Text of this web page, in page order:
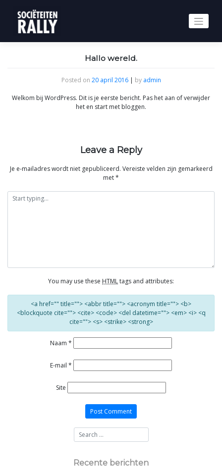
Hallo wereld.
Posted on 20 april 2016| by admin
Welkom bij WordPress. Dit is je eerste bericht. Pas het aan of verwijder
het en start met bloggen.
Leave a Reply
Je e-mailadres wordt niet gepubliceerd. Vereiste velden zijn gemarkeerd
met*
You may use these HTMLtags and attributes:
<a href="" title=""> <abbr title=""> <acronym title=""> <b>
<blockquote cite=""> <cite> <code> <del datetime=""> <em> <i> <q
cite=""> <s> <strike> <strong>
Naam *
E-mail *
Site
Recente berichten